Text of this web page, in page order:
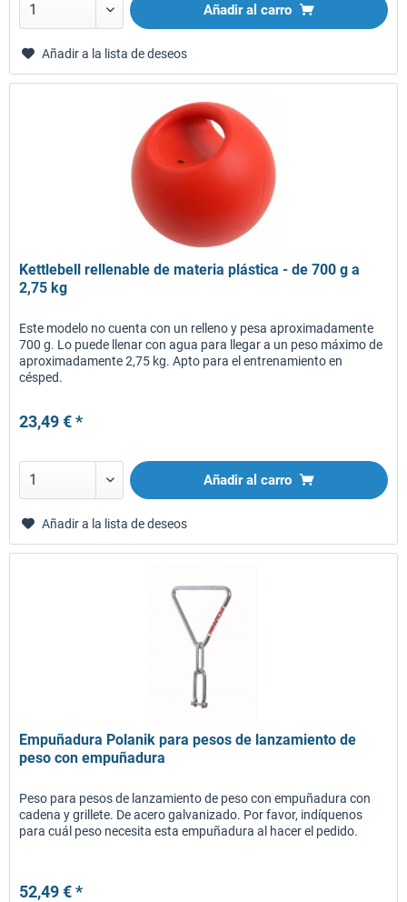
Añadir al carro
Añadir a la lista de deseos
Kettlebell rellenable de materia plástica - de 700 g a
2,75 kg
Este modelo no cuenta con un relleno y pesa aproximadamente
700 g. Lo puede llenar con agua para llegar a un peso máximo de
aproximadamente 2,75 kg. Apto para el entrenamiento en
césped.
23,49 € *
Añadir al carro
Añadir a la lista de deseos
Empuñadura Polanik para pesos de lanzamiento de
peso con empuñadura
Peso para pesos de lanzamiento de peso con empuñadura con
cadena y grillete. De acero galvanizado. Por favor, indíquenos
para cuál peso necesita esta empuñadura al hacer el pedido.
52,49 € *